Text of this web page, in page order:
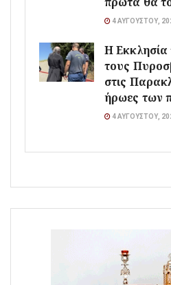
4 ΑΥΓΟΎΣΤΟΥ,
Η Εκκλησία
τους
στις
ήρωες των
4 ΑΥΓΟΎΣΤΟΥ,